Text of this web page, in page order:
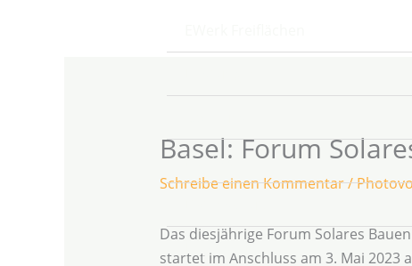
Kontakt
Impressum
Basel: Forum
Schreibe einen Kommentar/
Das diesjährige Forum Solares
startet im Anschluss am 3. Mai 2023